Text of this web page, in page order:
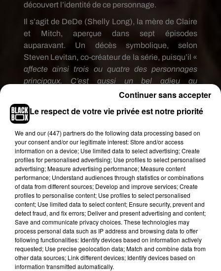
découvert l’identité de ce personnage.
Il s’agit de DeDe (Shelly Long), la mère de Claire
et Mitch, aperçue dans sept épisodes
auparavant.
Un décès symbolique, selon
Steven Levitan, co-créateur de la série, puisqu’il «
affecte ainsi trois ou quatre des personnages
principaux. C’est aussi un bel adieu au
et à Shelley Long, donc cela
nous a semblé être la chose à faire
Dans son entretien à
explique aussi que «lorsque les gens ont une
relation compliquée avec quelqu’un et que cette
personne meurt, cela soulève de nombreuses
choses(…).Il y aura d'ailleurs un autre épisode où
il sera question des ramifications autour de cette
mort ».Ca promet !
Le respect de votre vie privée est notre priorité
We and our (447) partnersdo the following data processing based on
your consent and/or our legitimate interest: Store and/or access
information on a device; Use limited data to select advertising; Create
profiles for personalised advertising; Use profiles to select personalised
advertising; Measure advertising performance; Measure content
performance; Understand audiences through statistics or combinations
of data from different sources; Develop and improve services; Create
profiles to personalise content; Use profiles to select personalised
content; Use limited data to select content; Ensure security, prevent and
detect fraud, and fix errors; Deliver and present advertising and content;
Save and communicate privacy choices. These technologies may
process personal data such as IP address and browsing data to offer
following functionalities: Identify devices based on information actively
requested; Use precise geolocation data; Match and combine data from
other data sources; Link different devices; Identify devices based on
information transmitted automatically.
Continuer sans accepter